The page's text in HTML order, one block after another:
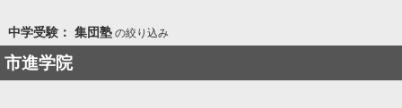
中学受験： 集団塾の絞り込み
市進学院